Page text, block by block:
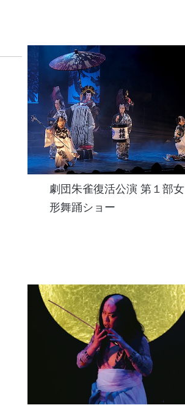
劇団朱雀復活公演 第１部女
形舞踊ショー